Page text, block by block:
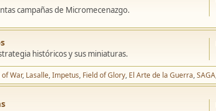
campañas de Micromecenazgo.
históricos y sus miniaturas.
War Lasalle Impetus Field of Glory El Arte de la Guerra SAGA